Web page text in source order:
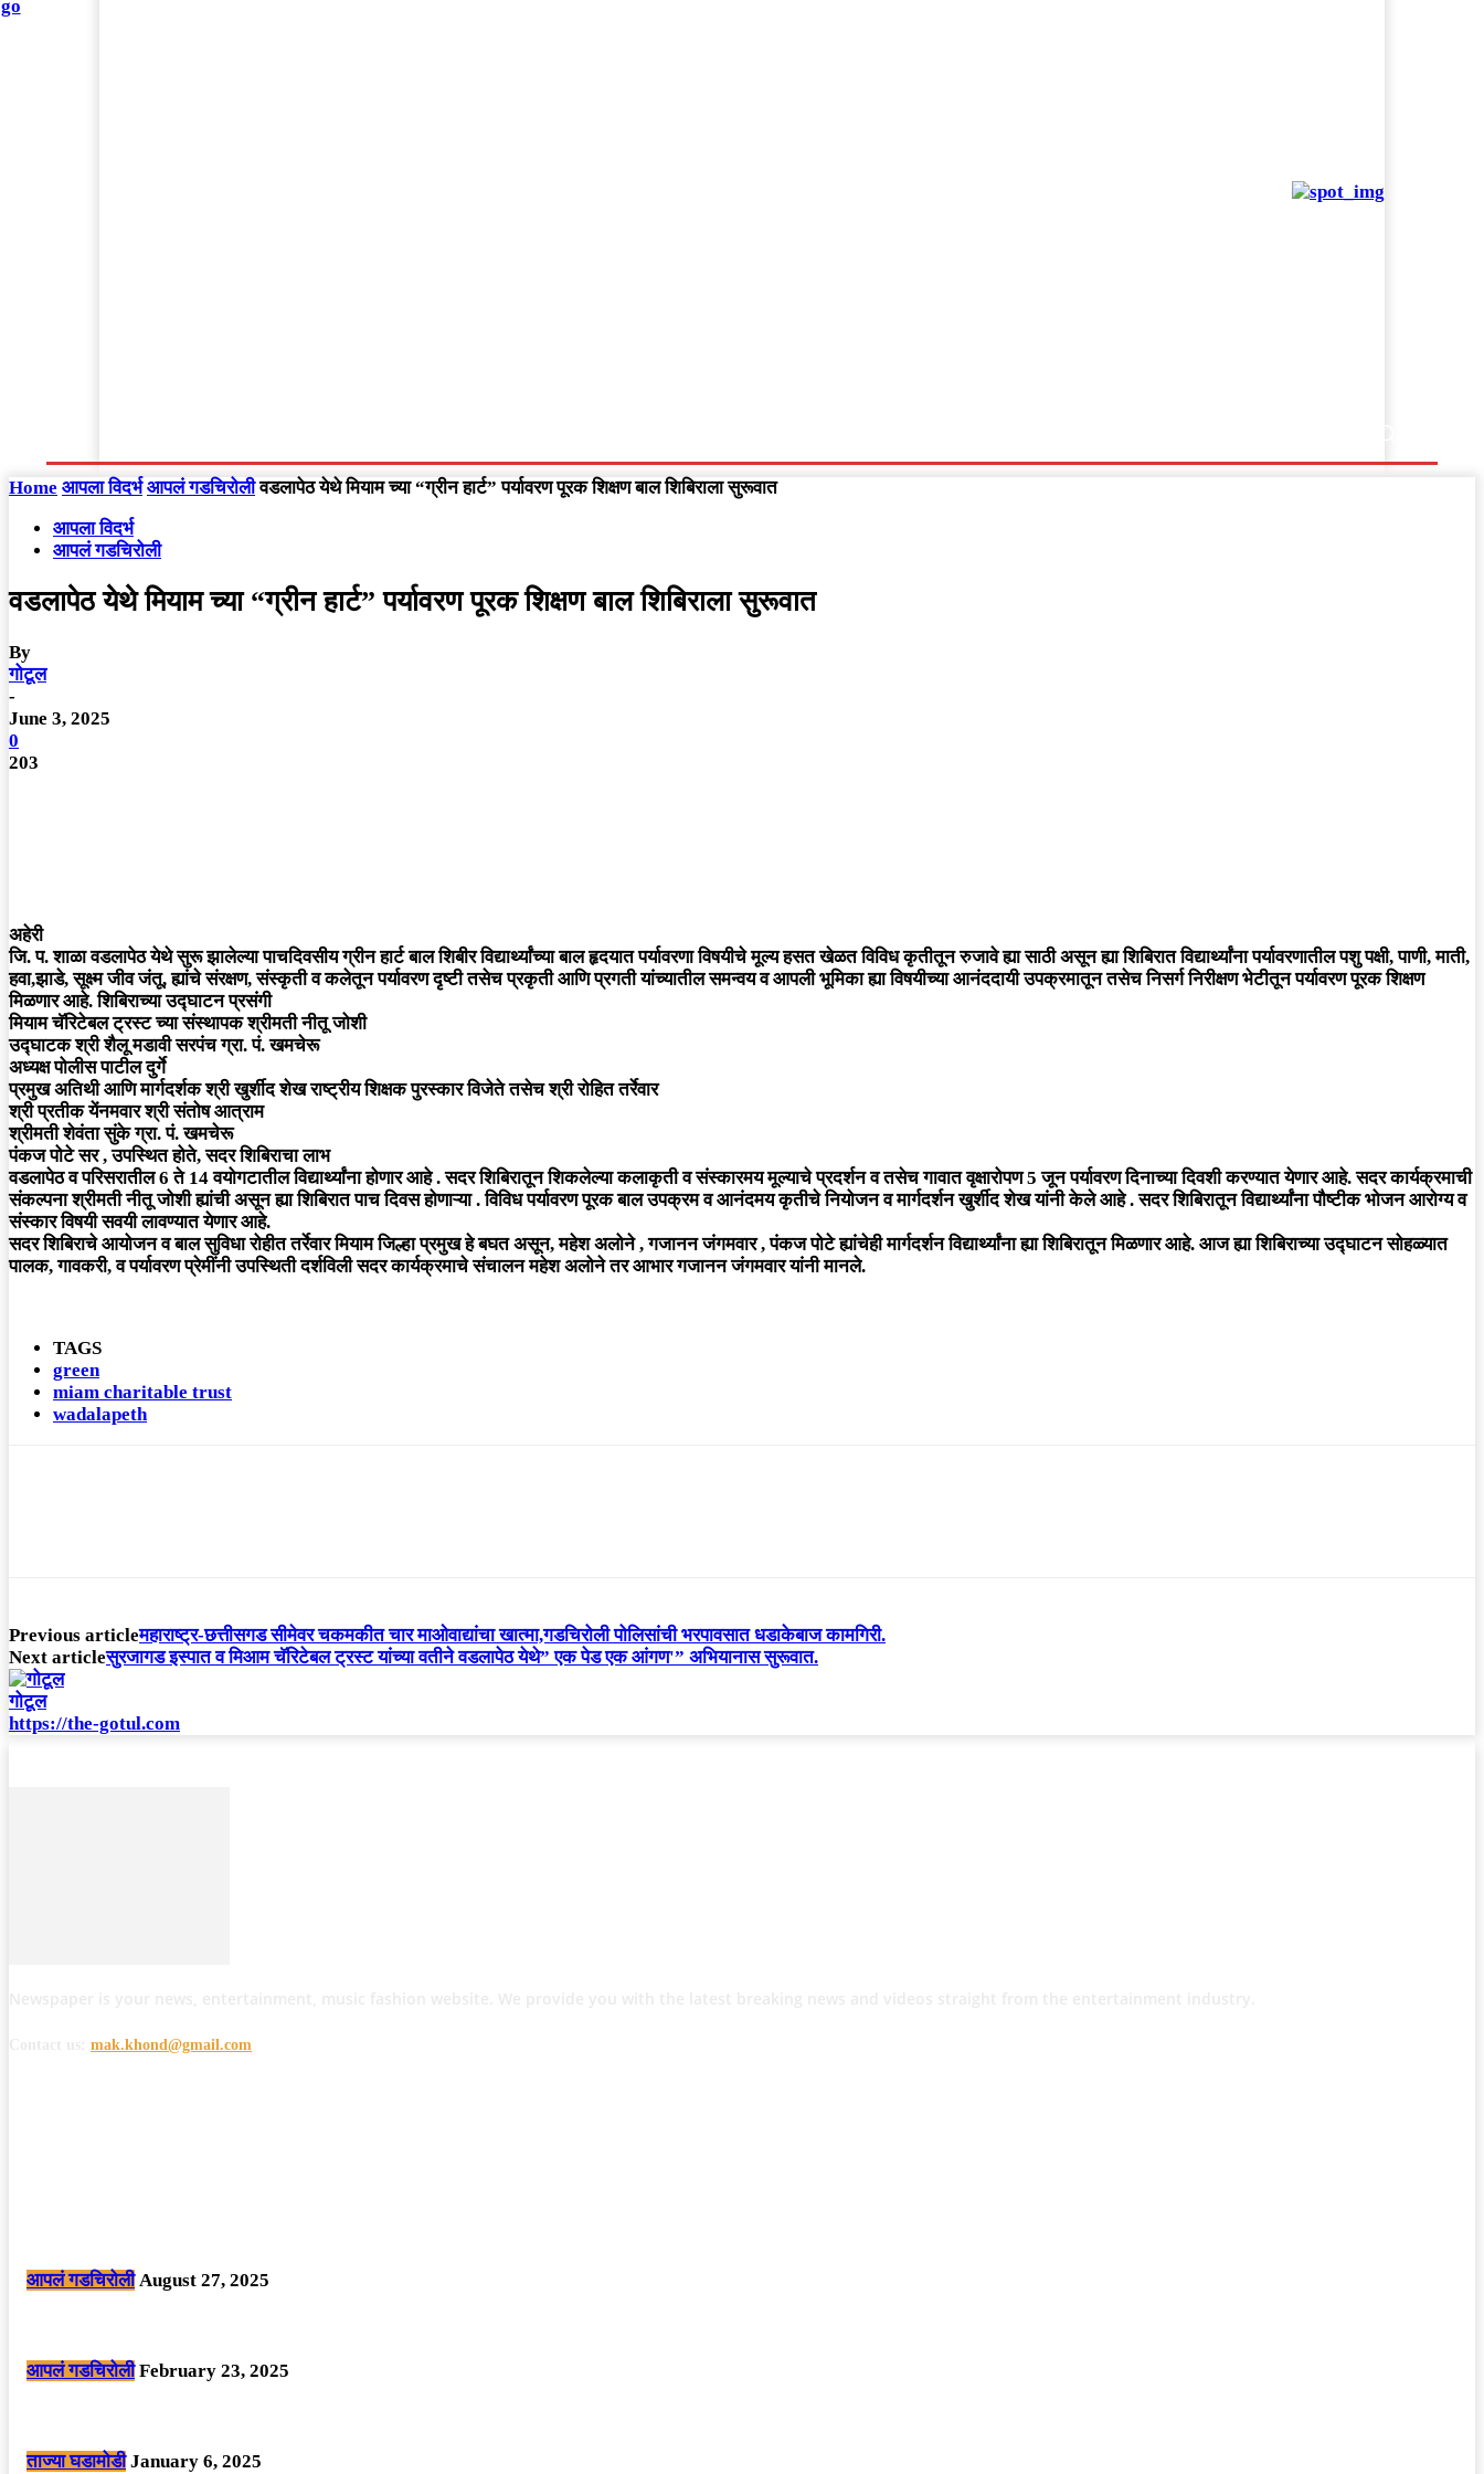
Home आपला विदर्भ आपलं गडचिरोली वडलापेठ येथे मियाम च्या “ग्रीन हार्ट” पर्यावरण पूरक शिक्षण बाल शिबिराला सुरूवात
आपला विदर्भ
आपलं गडचिरोली
वडलापेठ येथे मियाम च्या “ग्रीन हार्ट” पर्यावरण पूरक शिक्षण बाल शिबिराला सुरूवात
By
गोटूल
-
June 3, 2025
0
203
अहेरी
जि. प. शाळा वडलापेठ येथे सुरू झालेल्या पाचदिवसीय ग्रीन हार्ट बाल शिबीर विद्यार्थ्यांच्या बाल हृदयात पर्यावरणा विषयीचे मूल्य हसत खेळत विविध कृतीतून रुजावे ह्या साठी असून ह्या शिबिरात विद्यार्थ्यांना पर्यावरणातील पशु पक्षी, पाणी, माती,
हवा,झाडे, सूक्ष्म जीव जंतू, ह्यांचे संरक्षण, संस्कृती व कलेतून पर्यावरण दृष्टी तसेच प्रकृती आणि प्रगती यांच्यातील समन्वय व आपली भूमिका ह्या विषयीच्या आनंददायी उपक्रमातून तसेच निसर्ग निरीक्षण भेटीतून पर्यावरण पूरक शिक्षण
मिळणार आहे. शिबिराच्या उद्घाटन प्रसंगी
मियाम चॅरिटेबल ट्रस्ट च्या संस्थापक श्रीमती नीतू जोशी
उद्घाटक श्री शैलू मडावी सरपंच ग्रा. पं. खमचेरू
अध्यक्ष पोलीस पाटील दुर्गे
प्रमुख अतिथी आणि मार्गदर्शक श्री खुर्शीद शेख राष्ट्रीय शिक्षक पुरस्कार विजेते तसेच श्री रोहित तर्रेवार
श्री प्रतीक येंनमवार श्री संतोष आत्राम
श्रीमती शेवंता सुंके ग्रा. पं. खमचेरू
पंकज पोटे सर , उपस्थित होते, सदर शिबिराचा लाभ
वडलापेठ व परिसरातील 6 ते 14 वयोगटातील विद्यार्थ्यांना होणार आहे . सदर शिबिरातून शिकलेल्या कलाकृती व संस्कारमय मूल्याचे प्रदर्शन व तसेच गावात वृक्षारोपण 5 जून पर्यावरण दिनाच्या दिवशी करण्यात येणार आहे. सदर कार्यक्रमाची
संकल्पना श्रीमती नीतू जोशी ह्यांची असून ह्या शिबिरात पाच दिवस होणाऱ्या . विविध पर्यावरण पूरक बाल उपक्रम व आनंदमय कृतीचे नियोजन व मार्गदर्शन खुर्शीद शेख यांनी केले आहे . सदर शिबिरातून विद्यार्थ्यांना पौष्टीक भोजन आरोग्य व
संस्कार विषयी सवयी लावण्यात येणार आहे.
सदर शिबिराचे आयोजन व बाल सुविधा रोहीत तर्रेवार मियाम जिल्हा प्रमुख हे बघत असून, महेश अलोने , गजानन जंगमवार , पंकज पोटे ह्यांचेही मार्गदर्शन विद्यार्थ्यांना ह्या शिबिरातून मिळणार आहे. आज ह्या शिबिराच्या उद्घाटन सोहळ्यात
पालक, गावकरी, व पर्यावरण प्रेमींनी उपस्थिती दर्शविली सदर कार्यक्रमाचे संचालन महेश अलोने तर आभार गजानन जंगमवार यांनी मानले.
TAGS
green
miam charitable trust
wadalapeth
Previous articleमहाराष्ट्र-छत्तीसगड सीमेवर चकमकीत चार माओवाद्यांचा खात्मा,गडचिरोली पोलिसांची भरपावसात धडाकेबाज कामगिरी.
Next articleसुरजागड इस्पात व मिआम चॅरिटेबल ट्रस्ट यांच्या वतीने वडलापेठ येथे” एक पेड एक आंगण'” अभियानास सुरूवात.
गोटूल
https://the-gotul.com
mak.khond@gmail.com
आपलं गडचिरोली August 27, 2025
आपलं गडचिरोली February 23, 2025
ताज्या घडामोडी January 6, 2025